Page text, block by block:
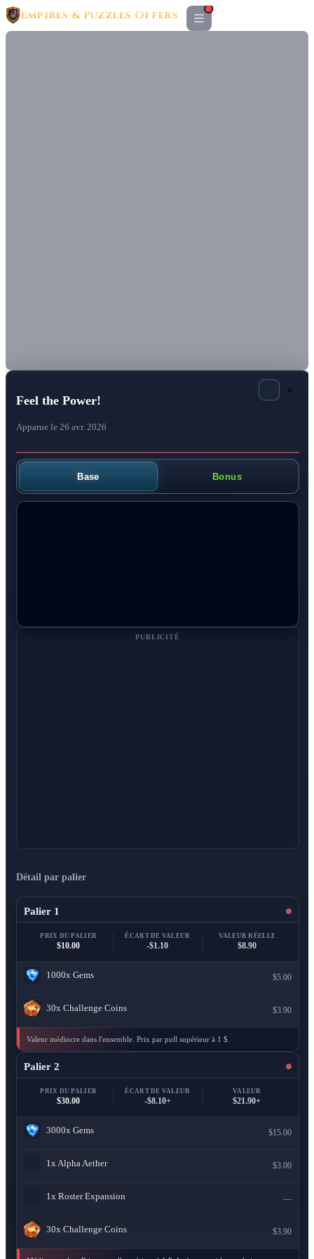
Empires & Puzzles Offers
Feel the Power!
Apparue le 26 avr. 2026
×
Base Bonus
PUBLICITÉ
Détail par palier
Palier 1
PRIX DU PALIER
$10.00
ÉCART DE VALEUR
-$1.10
VALEUR RÉELLE
$8.90
1000x Gems $5.00
30x Challenge Coins $3.90
Valeur médiocre dans l'ensemble. Prix par pull supérieur à 1 $.
Palier 2
PRIX DU PALIER
$30.00
ÉCART DE VALEUR
-$8.10+
VALEUR
$21.90+
3000x Gems $15.00
1x Alpha Aether $3.00
1x Roster Expansion —
30x Challenge Coins $3.90